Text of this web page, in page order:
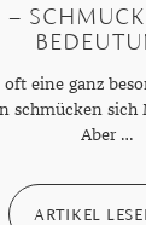
–
oft eine ganz
schmücken sich
Aber …
ARTIKEL